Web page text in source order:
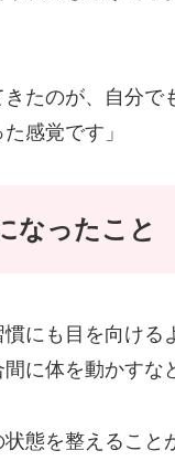
きたのが、自分
感覚です」
なったこと
にも目を向け
に体を動かすな
態を整えること